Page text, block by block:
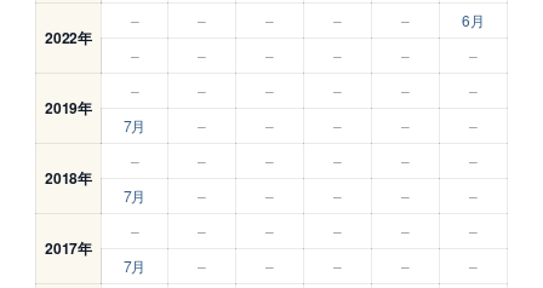
2022年
– – – – –
6月
–
– – – – –
2019年
– – – – –
–
7月
– – – – –
2018年
– – – – –
–
7月
– – – – –
2017年
– – – – –
–
7月
– – – – –